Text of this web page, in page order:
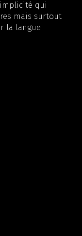
qui
mais surtout
la langue